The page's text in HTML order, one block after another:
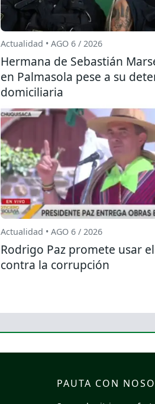
Actualidad • AGO 6 / 2026
Hermana de Sebastián
en Palmasola pese a su
domiciliaria
Actualidad • AGO 6 / 2026
Rodrigo Paz promete usar
contra la corrupción
PAUTA CON